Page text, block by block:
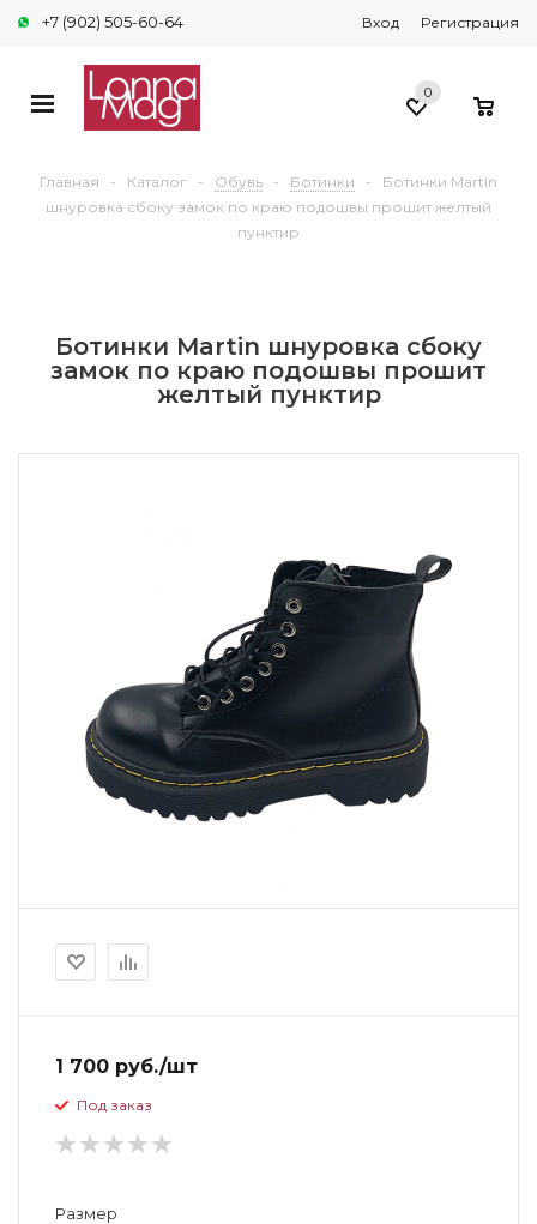
+7 (902) 505-60-64 Вход Регистрация
0
Главная - Каталог - Обувь - Ботинки -
Ботинки Martin
шнуровка сбоку замок по краю подошвы прошит желтый
пунктир
Ботинки Martin шнуровка сбоку
замок по краю подошвы прошит
желтый пунктир
1 700 руб./шт
Под заказ
Размер